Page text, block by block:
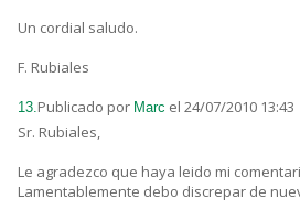
Un cordial saludo.
F. Rubiales
13.Publicado por Marc el 24/07/2010 13:43
Sr. Rubiales,
Le agradezco que haya leido mi
Lamentablemente debo discrepar de